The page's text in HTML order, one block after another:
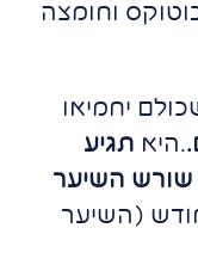
וחומצה
יחמיאו
.היא תגיע
השיער
(השיער